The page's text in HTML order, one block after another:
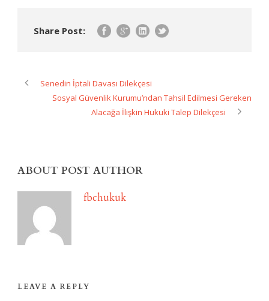
Share Post:
Senedin İptali Davası Dilekçesi
Sosyal Güvenlik Kurumu’ndan Tahsil Edilmesi Gereken
Alacağa İlişkin Hukuki Talep Dilekçesi
ABOUT POST AUTHOR
fbchukuk
LEAVE A REPLY